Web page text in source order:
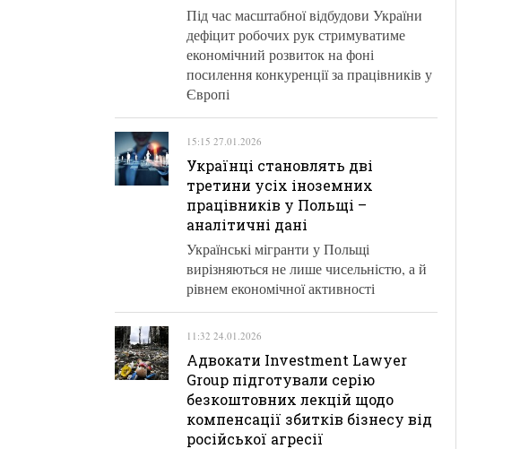
Під час масштабної відбудови України
дефіцит робочих рук стримуватиме
економічний розвиток на фоні
посилення конкуренції за працівників у
Європі
15:15 27.01.2026
Українці становлять дві
третини усіх іноземних
працівників у Польщі –
аналітичні дані
Українські мігранти у Польщі
вирізняються не лише чисельністю, а й
рівнем економічної активності
11:32 24.01.2026
Адвокати Investment Lawyer
Group підготували серію
безкоштовних лекцій щодо
компенсації збитків бізнесу від
російської агресії